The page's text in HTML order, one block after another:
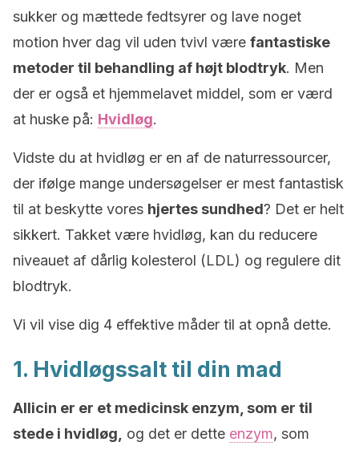
sukker og mættede fedtsyrer og lave noget
motion hver dag vil uden tvivl være fantastiske
metoder til behandling af højt blodtryk. Men
der er også et hjemmelavet middel, som er værd
at huske på: Hvidløg.
Vidste du at hvidløg er en af de naturressourcer,
der ifølge mange undersøgelser er mest fantastisk
til at beskytte vores hjertes sundhed? Det er helt
sikkert. Takket være hvidløg, kan du reducere
niveauet af dårlig kolesterol (LDL) og regulere dit
blodtryk.
Vi vil vise dig 4 effektive måder til at opnå dette.
1. Hvidløgssalt til din mad
Allicin er er et medicinsk enzym, som er til
stede i hvidløg,
og det er dette enzym, som